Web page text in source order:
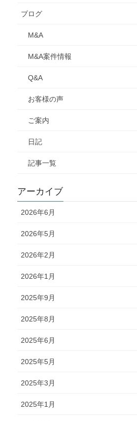
ブログ
M&A
M&A案件情報
Q&A
お客様の声
ご案内
日記
記事一覧
アーカイブ
2026年6月
2026年5月
2026年2月
2026年1月
2025年9月
2025年8月
2025年6月
2025年5月
2025年3月
2025年1月